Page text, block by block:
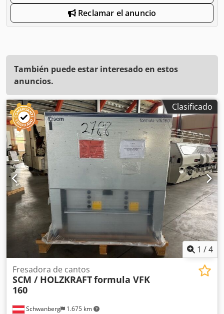
Reclamar el anuncio
También puede estar interesado en estos
anuncios.
Clasificado
1 /4
Schwanberg 1.675 km
Fresadora de cantos
SCM / HOLZKRAFTformula VFK
160